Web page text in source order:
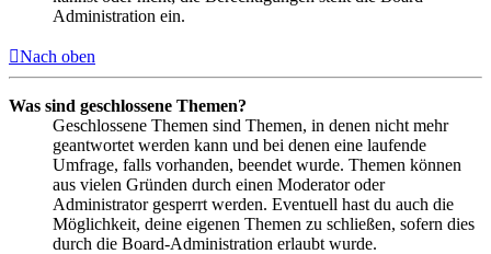
Administration ein.
Nach oben
Was sind geschlossene Themen?
Geschlossene Themen sind Themen, in denen nicht mehr
geantwortet werden kann und bei denen eine laufende
Umfrage, falls vorhanden, beendet wurde. Themen können
aus vielen Gründen durch einen Moderator oder
Administrator gesperrt werden. Eventuell hast du auch die
Möglichkeit, deine eigenen Themen zu schließen, sofern dies
durch die Board-Administration erlaubt wurde.